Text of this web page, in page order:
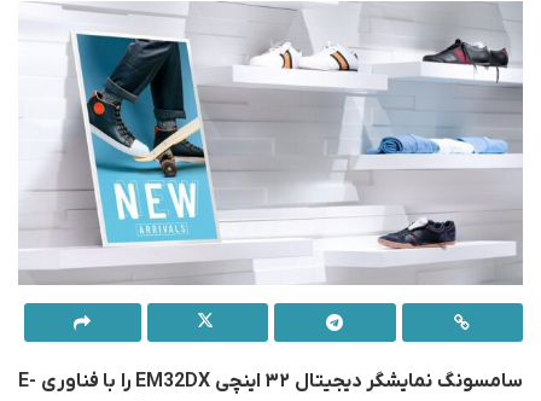
سامسونگ نمایشگر دیجیتال ۳۲ اینچی EM32DX را با فناوری E-